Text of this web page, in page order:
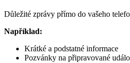
Důležité zprávy přímo do vašeho
Například:
Krátké a podstatné informace
Pozvánky na připravované